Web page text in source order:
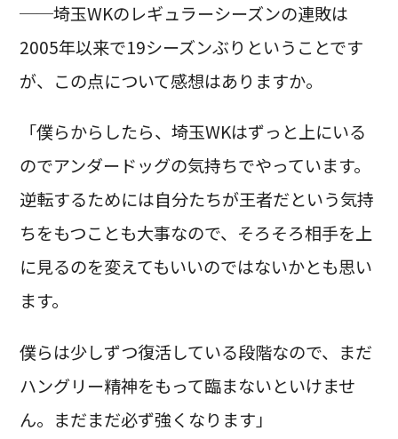
──埼玉WKのレギュラーシーズンの連敗は
2005年以来で19シーズンぶりということです
が、この点について感想はありますか。
「僕らからしたら、埼玉WKはずっと上にいる
のでアンダードッグの気持ちでやっています。
逆転するためには自分たちが王者だという気持
ちをもつことも大事なので、そろそろ相手を上
に見るのを変えてもいいのではないかとも思い
ます。
僕らは少しずつ復活している段階なので、まだ
ハングリー精神をもって臨まないといけませ
ん。まだまだ必ず強くなります」